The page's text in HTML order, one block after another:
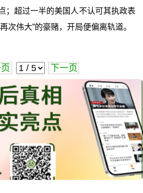
；超过一半的美国人不认可其执政表
次伟大”的豪赌，开局便偏离轨道。
下一页